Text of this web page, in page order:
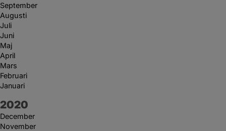
September
Augusti
Juli
Juni
Maj
April
Mars
Februari
Januari
År:
2020
December
November